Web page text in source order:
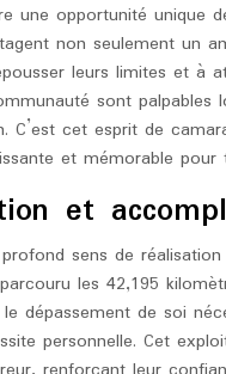
une opportunité unique
non seulement un
leurs limites et à
sont
C’est cet esprit de
et mémorable pour
et
sens de
les 42,195
dépassement de soi
personnelle. Cet